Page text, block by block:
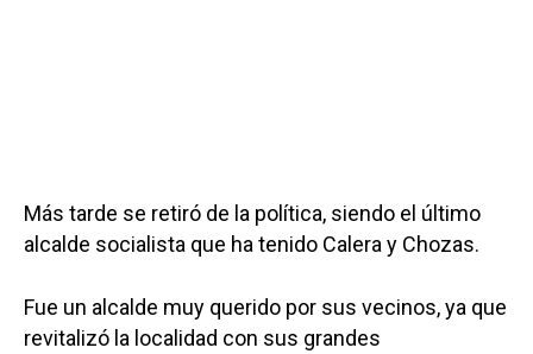
Más tarde se retiró de la política, siendo el último
alcalde socialista que ha tenido Calera y Chozas.
Fue un alcalde muy querido por sus vecinos, ya que
revitalizó la localidad con sus grandes